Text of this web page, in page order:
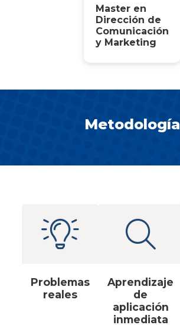
Master en
Dirección de
Comunicación
y Marketing
Metodología
Problemas
reales
Aprendizaje
de
aplicación
inmediata